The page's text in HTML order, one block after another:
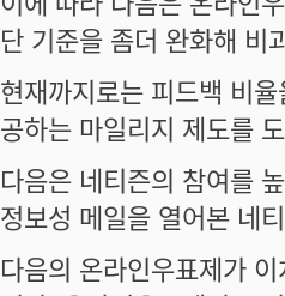
단 기준을 좀더 완화해 비
현재까지로는 피드백 비
공하는 마일리지 제도를
다음은 네티즌의 참여를
정보성 메일을 열어본 네
다음의 온라인우표제가